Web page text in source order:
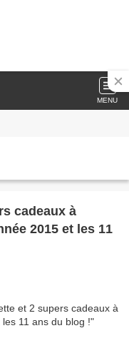
MENU
cadeaux à
2015 et les 11